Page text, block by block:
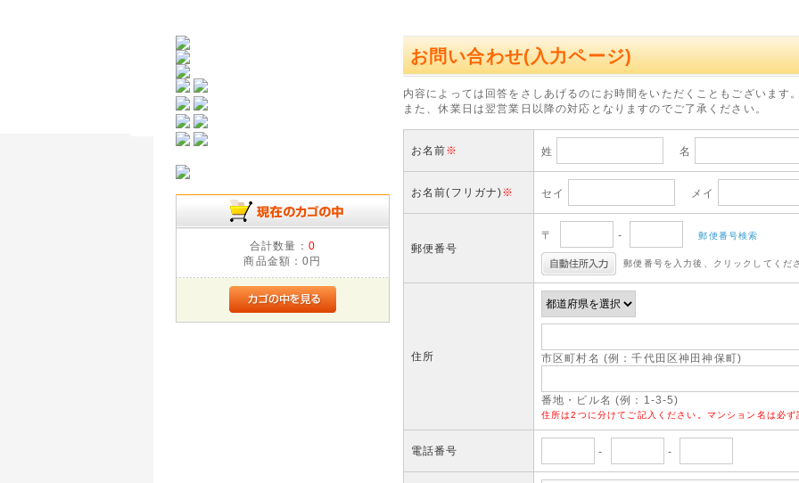
合計数量： 0
商品金額：0円
お問い合わせ(入力ページ)
内容によっては回答をさしあげるのにお時間をいただくこともございます。
また、休業日は翌営業日以降の対応となりますのでご了承ください。
お名前※ 姓 名
お名前(フリガナ)※ セイ メイ
郵便番号
〒 - 郵便番号検索
郵便番号を入力後、クリックしてくだ
住所 市区町村名 (例：千代田区神田神保町)
番地・ビル名 (例：1-3-5)
住所は2つに分けてご記入ください。マンション名は必ず
電話番号 - -